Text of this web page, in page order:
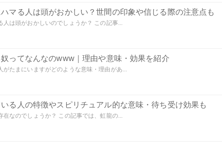
マる人は頭がおかしい？世間の印象や信じる際の注意点も
人は頭がおかしいのでしょうか？ この記事...
ってなんなのwww｜理由や意味・効果を紹介
たまにいますがどのような意味・理由があ...
る人の特徴やスピリチュアル的な意味・待ち受け効果も
在なのでしょうか？ この記事では、虹龍の...